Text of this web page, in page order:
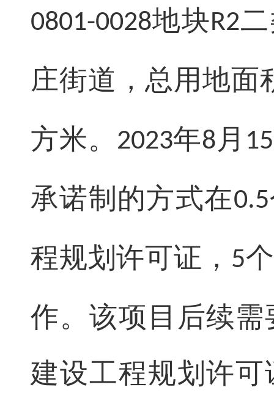
0801-0028地块R2
庄街道，总用地面
方米。
2023年8 月 15
承诺制的方式在0.5
程规划许可证， 5
作。该项目后续
建设工程规划许